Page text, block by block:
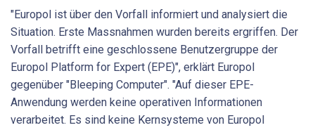
"Europol ist über den Vorfall informiert und analysiert die
Situation. Erste Massnahmen wurden bereits ergriffen. Der
Vorfall betrifft eine geschlossene Benutzergruppe der
Europol Platform for Expert (EPE)", erklärt Europol
gegenüber "Bleeping Computer". "Auf dieser EPE-
Anwendung werden keine operativen Informationen
verarbeitet. Es sind keine Kernsysteme von Europol